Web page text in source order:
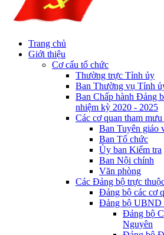
Trang chủ
Giới thiệu
Cơ cấu tổ chức
Thường trực Tỉnh ủy
Ban Thường vụ Tỉnh
Ban Chấp hành Đảng
nhiệm kỳ 2020 - 2025
Các cơ quan tham
Ban Tuyên giáo
Ban Tổ chức
Ủy ban Kiểm tra
Ban Nội chính
Văn phòng
Các Đảng bộ trực
Đảng bộ các cơ
Đảng bộ UBND
Đảng bộ
Nguyên